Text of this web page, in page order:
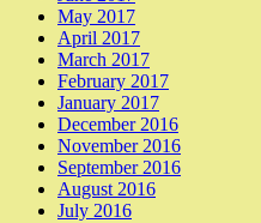
May 2017
April 2017
March 2017
February 2017
January 2017
December 2016
November 2016
September 2016
August 2016
July 2016